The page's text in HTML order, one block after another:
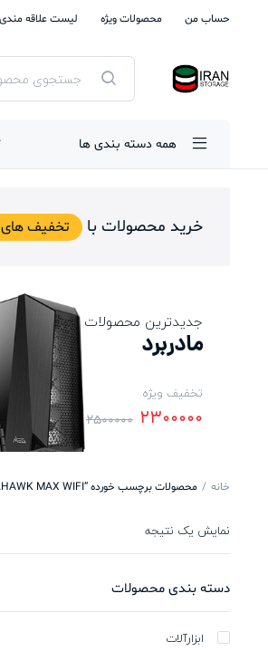
حساب من محصولات ویژه لیست علاقه
جستجوی
محصولات
همه دسته بندی ها
خرید محصولات با تخفیف های
جدیدترین محصولات
مادربرد
تخفیف ویژه
2500000 2300000
خانه محصولات برچسب خورده “MAG X570S TOMAHAWK MAX WIFI”
نمایش یک نتیجه
دسته بندی محصولات
ابزارآلات